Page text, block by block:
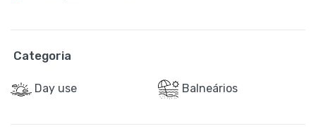
Categoria
Day use Balneários